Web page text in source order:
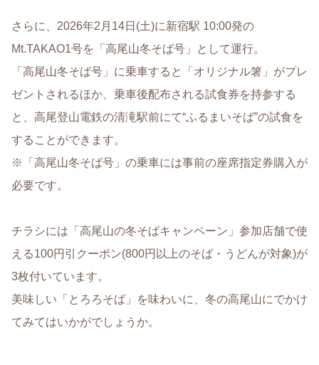
さらに、2026年2月14日(土)に新宿駅 10:00発の
Mt.TAKAO1号を「高尾山冬そば号」として運行。
「高尾山冬そば号」に乗車すると「オリジナル箸」がプレ
ゼントされるほか、乗車後配布される試食券を持参する
と、高尾登山電鉄の清滝駅前にて“ふるまいそば”の試食を
することができます。
※「高尾山冬そば号」の乗車には事前の座席指定券購入が
必要です。
チラシには「高尾山の冬そばキャンペーン」参加店舗で使
える100円引クーポン(800円以上のそば・うどんが対象)が
3枚付いています。
美味しい「とろろそば」を味わいに、冬の高尾山にでかけ
てみてはいかがでしょうか。